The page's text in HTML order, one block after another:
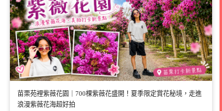
苗栗苑裡紫薇花園｜700棵紫薇花盛開！夏季限定賞花秘境，走進
浪漫紫薇花海超好拍